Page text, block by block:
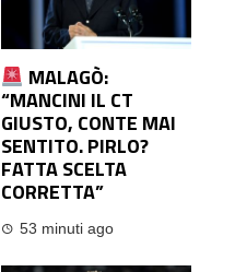
MALAGÒ:
“MANCINI IL CT
GIUSTO, CONTE MAI
SENTITO. PIRLO?
FATTA SCELTA
CORRETTA”
53 minuti ago